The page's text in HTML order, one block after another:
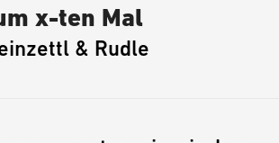
x-ten Mal
& Rudle